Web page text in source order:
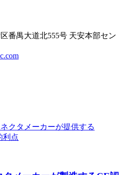
番禺大道北555号 天安本部セン